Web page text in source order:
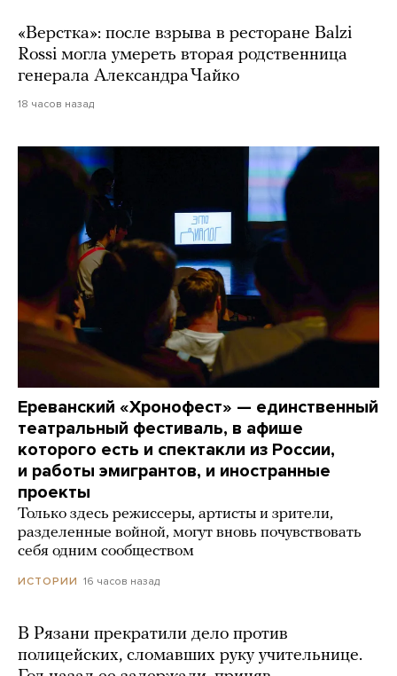
«Верстка»: после взрыва в ресторане Balzi
Rossi могла умереть вторая родственница
генерала Александра Чайко
18 часов назад
Ереванский «Хронофест» — единственный
театральный фестиваль, в афише
которого есть и спектакли из России,
и работы эмигрантов, и иностранные
проекты
Только здесь режиссеры, артисты и зрители,
разделенные войной, могут вновь почувствовать
себя одним сообществом
ИСТОРИИ 16 часов назад
В Рязани прекратили дело против
полицейских, сломавших руку учительнице.